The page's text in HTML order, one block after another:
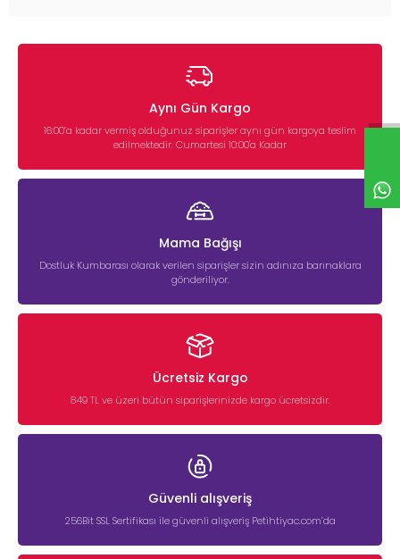
Aynı Gün Kargo
16:00’a kadar vermiş olduğunuz siparişler aynı gün kargoya teslim
edilmektedir. Cumartesi 10:00'a Kadar
Mama Bağışı
Dostluk Kumbarası olarak verilen siparişler sizin adınıza barınaklara
gönderiliyor.
Ücretsiz Kargo
849 TL ve üzeri bütün siparişlerinizde kargo ücretsizdir.
Güvenli alışveriş
256Bit SSL Sertifikası ile güvenli alışveriş Petihtiyac.com’da